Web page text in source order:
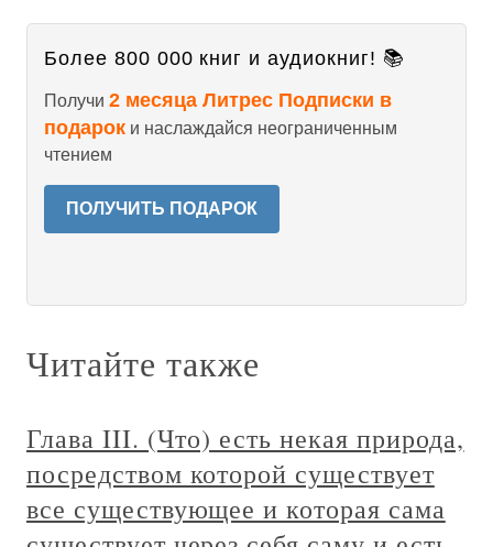
Более 800 000 книг и аудиокниг! 📚
Получи 2 месяца Литрес Подписки в
подарок и наслаждайся неограниченным
чтением
ПОЛУЧИТЬ ПОДАРОК
Читайте также
Глава III. (Что) есть некая природа,
посредством которой существует
все существующее и которая сама